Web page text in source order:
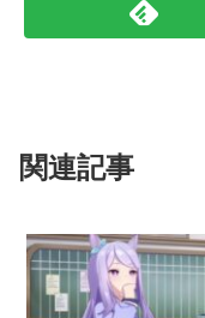
関連記事